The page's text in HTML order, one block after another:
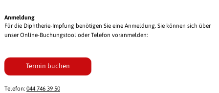
Anmeldung
Für die Diphtherie-Impfung benötigen Sie eine Anmeldung. Sie können sich über
unser Online-Buchungstool oder Telefon voranmelden:
Termin buchen
Telefon: 044 746 39 50